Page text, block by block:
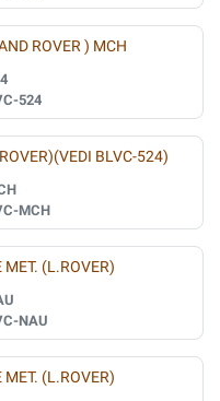
ROVER ) MCH
524
BLVC-524)
MCH
(L.ROVER)
NAU
(L.ROVER)